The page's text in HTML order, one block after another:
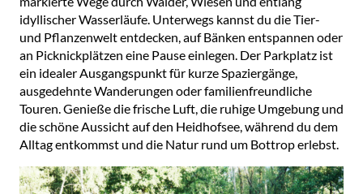
idyllischer Wasserläufe. Unterwegs kannst du die Tier-
und Pflanzenwelt entdecken, auf Bänken entspannen oder
an Picknickplätzen eine Pause einlegen. Der Parkplatz ist
ein idealer Ausgangspunkt für kurze Spaziergänge,
ausgedehnte Wanderungen oder familienfreundliche
Touren. Genieße die frische Luft, die ruhige Umgebung und
die schöne Aussicht auf den Heidhofsee, während du dem
Alltag entkommst und die Natur rund um Bottrop erlebst.